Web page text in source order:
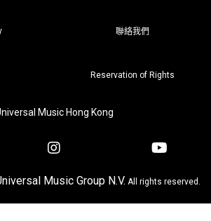
聯絡我們
Reservation of Rights
Music Hong Kong
Music Group N.V. All rights reserved.